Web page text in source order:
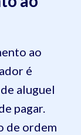
ao
é
aluguel
pagar.
de ordem